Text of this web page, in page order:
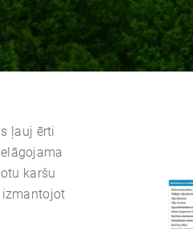
ļauj ērti
karšu